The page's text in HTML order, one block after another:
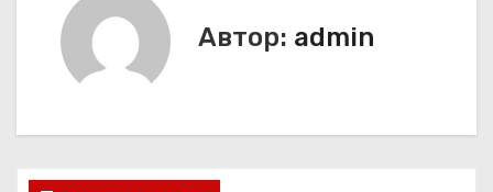
ц
Автор: admin